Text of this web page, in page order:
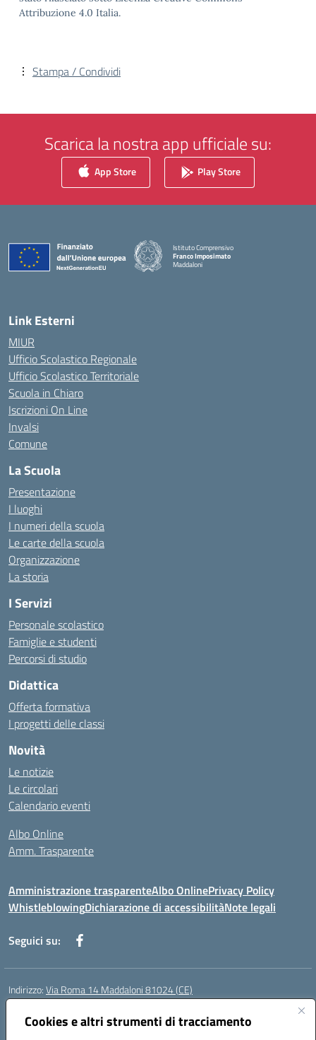
Cookies e altri strumenti di tracciamento
Attribuzione 4.0 Italia.
Stampa / Condividi
Scarica la nostra app ufficiale su:
App Store Play Store
Istituto Comprensivo
Franco Imposimato
Maddaloni
Link Esterni
MIUR
Ufficio Scolastico Regionale
Ufficio Scolastico Territoriale
Scuola in Chiaro
Iscrizioni On Line
Invalsi
Comune
La Scuola
Presentazione
I luoghi
I numeri della scuola
Le carte della scuola
Organizzazione
La storia
I Servizi
Personale scolastico
Famiglie e studenti
Percorsi di studio
Didattica
Offerta formativa
I progetti delle classi
Novità
Le notizie
Le circolari
Calendario eventi
Albo Online
Amm. Trasparente
Amministrazione trasparenteAlbo OnlinePrivacy Policy
WhistleblowingDichiarazione di accessibilitàNote legali
Seguici su:
Indirizzo:Via Roma 14 Maddaloni 81024 (CE)
Centralino:
Posta elettronica certificata (PEC):ceic8an00r@pec.istruzione.it